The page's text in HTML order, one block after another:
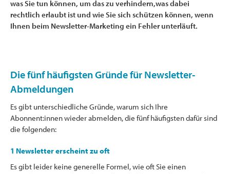
was Sie tun können, um das zu verhindern,was dabei
rechtlich erlaubt ist und wie Sie sich schützen können, wenn
Ihnen beim Newsletter-Marketing ein Fehler unterläuft.
Die fünf häufigsten Gründe für Newsletter-
Abmeldungen
Es gibt unterschiedliche Gründe, warum sich Ihre
Abonnent:innen wieder abmelden, die fünf häufigsten dafür sind
die folgenden:
1 Newsletter erscheint zu oft
Es gibt leider keine generelle Formel, wie oft Sie einen